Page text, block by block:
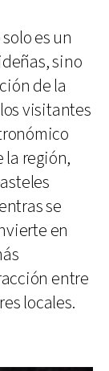
es un
sino
de la
visitantes
la región,
se
en
entre
locales.